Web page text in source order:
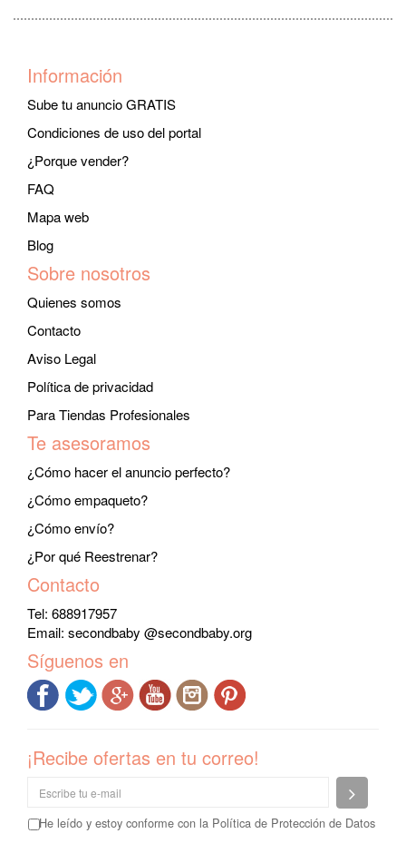
Información
Sube tu anuncio GRATIS
Condiciones de uso del portal
¿Porque vender?
FAQ
Mapa web
Blog
Sobre nosotros
Quienes somos
Contacto
Aviso Legal
Política de privacidad
Para Tiendas Profesionales
Te asesoramos
¿Cómo hacer el anuncio perfecto?
¿Cómo empaqueto?
¿Cómo envío?
¿Por qué Reestrenar?
Contacto
Tel: 688917957
Email: secondbaby @secondbaby.org
Síguenos en
¡Recibe ofertas en tu correo!
He leído y estoy conforme con la Política de Protección de Datos